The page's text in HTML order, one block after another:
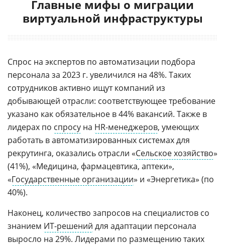
Главные мифы о миграции
виртуальной инфраструктуры
Спрос на экспертов по автоматизации подбора
персонала за 2023 г. увеличился на 48%. Таких
сотрудников активно ищут компаний из
добывающей отрасли: соответствующее требование
указано как обязательное в 44% вакансий. Также в
лидерах по спросу на HR-менеджеров, умеющих
работать в автоматизированных системах для
рекрутинга, оказались отрасли «Сельское хозяйство»
(41%), «Медицина, фармацевтика, аптеки»,
«Государственные организации» и «Энергетика» (по
40%).
Наконец, количество запросов на специалистов со
знанием ИТ-решений для адаптации персонала
выросло на 29%. Лидерами по размещению таких